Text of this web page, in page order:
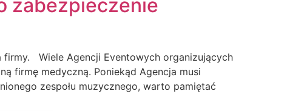
zabezpieczenie
firmy. Wiele Agencji Eventowych organizujących
firmę medyczną. Poniekąd Agencja musi
zespołu muzycznego, warto pamiętać